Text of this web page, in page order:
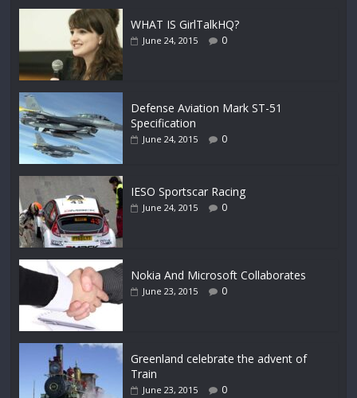
WHAT IS GirlTalkHQ?
June 24, 2015 0
Defense Aviation Mark ST-51
Specification
June 24, 2015 0
IESO Sportscar Racing
June 24, 2015 0
Nokia And Microsoft Collaborates
June 23, 2015 0
Greenland celebrate the advent of
Train
June 23, 2015 0